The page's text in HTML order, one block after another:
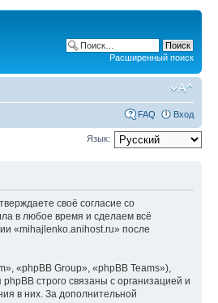
Расширенный поиск
FAQ Вход
Язык:
своё согласие со
в любое время и сделаем всё
«mihajlenko.anihost.ru» после
«phpBB Group», «phpBB Teams»),
строго связаны с организацией и
в них. За дополнительной